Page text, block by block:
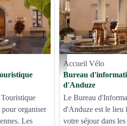
organiser
Les
bi1 - Cévennes Tourisme
Accueil Vélo
Bureau
d'Anduze
Le Bureau
d'Anduze est le lieu
votre séjour dans